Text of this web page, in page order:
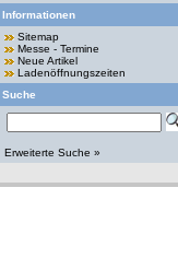
Informationen
Sitemap
Messe - Termine
Neue Artikel
Ladenöffnungszeiten
Suche
Erweiterte Suche »